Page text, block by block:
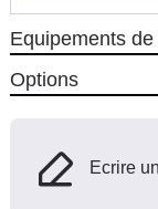
Equipements
Options
Ecrire